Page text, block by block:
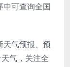
中可查询全国
天气预报、预
气，关注全